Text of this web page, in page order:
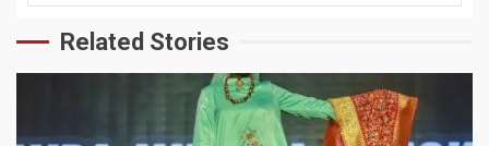
Related Stories